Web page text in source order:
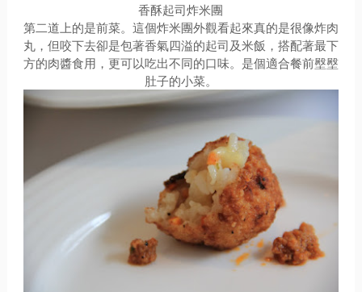
香酥起司炸米團
第二道上的是前菜。這個炸米團外觀看起來真的是很像炸肉
丸，但咬下去卻是包著香氣四溢的起司及米飯，搭配著最下
方的肉醬食用，更可以吃出不同的口味。是個適合餐前壂壂
肚子的小菜。